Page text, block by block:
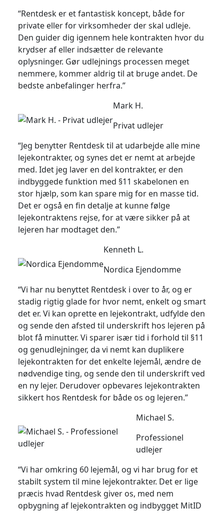
“Rentdesk er et fantastisk koncept, både for
private eller for virksomheder der skal udleje.
Den guider dig igennem hele kontrakten hvor du
krydser af eller indsætter de relevante
oplysninger. Gør udlejnings processen meget
nemmere, kommer aldrig til at bruge andet. De
bedste anbefalinger herfra.”
Mark H.
Privat udlejer
“Jeg benytter Rentdesk til at udarbejde alle mine
lejekontrakter, og synes det er nemt at arbejde
med. Idet jeg laver en del kontrakter, er den
indbyggede funktion med §11 skabelonen en
stor hjælp, som kan spare mig for en masse tid.
Det er også en fin detalje at kunne følge
lejekontraktens rejse, for at være sikker på at
lejeren har modtaget den.”
Kenneth L.
Nordica Ejendomme
“Vi har nu benyttet Rentdesk i over to år, og er
stadig rigtig glade for hvor nemt, enkelt og smart
det er. Vi kan oprette en lejekontrakt, udfylde den
og sende den afsted til underskrift hos lejeren på
blot få minutter. Vi sparer især tid i forhold til §11
og genudlejninger, da vi nemt kan duplikere
lejekontrakten for det enkelte lejemål, ændre de
nødvendige ting, og sende den til underskrift ved
en ny lejer. Derudover opbevares lejekontrakten
sikkert hos Rentdesk for både os og lejeren.”
Michael S.
Professionel
udlejer
“Vi har omkring 60 lejemål, og vi har brug for et
stabilt system til mine lejekontrakter. Det er lige
præcis hvad Rentdesk giver os, med nem
opbygning af lejekontrakten og indbygget MitID